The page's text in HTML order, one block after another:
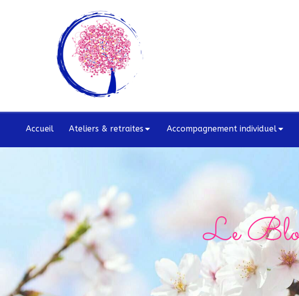
Accueil Ateliers & retraites Accompagnement individuel
Le Blog